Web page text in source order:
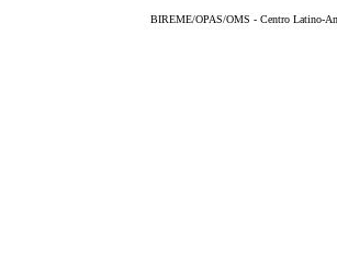
BIREME/OPAS/OMS - Centro Latino-